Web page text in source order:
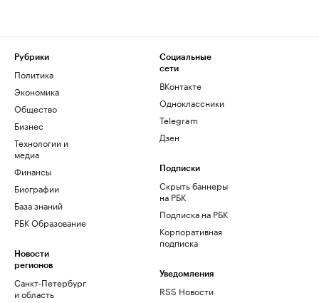
Рубрики
Политика
Экономика
Общество
Бизнес
Технологии и
медиа
Финансы
Биографии
База знаний
РБК Образование
Новости
регионов
Санкт-Петербург
и область
Социальные
сети
ВКонтакте
Одноклассники
Telegram
Дзен
Подписки
Скрыть баннеры
на РБК
Подписка на РБК
Корпоративная
подписка
Уведомления
RSS Новости